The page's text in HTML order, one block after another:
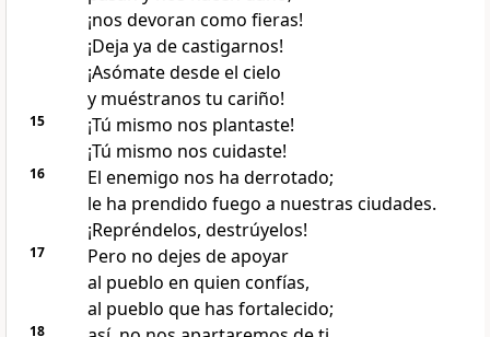
¡nos devoran como fieras!
¡Deja ya de castigarnos!
¡Asómate desde el cielo
y muéstranos tu cariño!
15
¡Tú mismo nos plantaste!
¡Tú mismo nos cuidaste!
16
El enemigo nos ha derrotado;
le ha prendido fuego a nuestras ciudades.
¡Repréndelos, destrúyelos!
17
Pero no dejes de apoyar
al pueblo en quien confías,
al pueblo que has fortalecido;
18